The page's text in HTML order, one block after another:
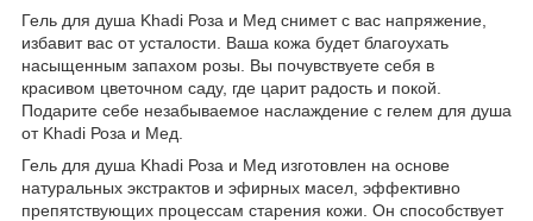
Гель для душа Khadi Роза и Мед снимет с вас напряжение,
избавит вас от усталости. Ваша кожа будет благоухать
насыщенным запахом розы. Вы почувствуете себя в
красивом цветочном саду, где царит радость и покой.
Подарите себе незабываемое наслаждение с гелем для душа
от Khadi Роза и Мед.
Гель для душа Khadi Роза и Мед изготовлен на основе
натуральных экстрактов и эфирных масел, эффективно
препятствующих процессам старения кожи. Он способствует